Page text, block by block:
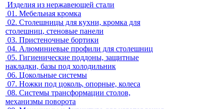
Изделия из нержавеющей стали
01. Мебельная кромка
02. Столешницы для кухни, кромка для
столешниц, стеновые панели
03. Пристеночные бортики
04. Алюминиевые профили для столешниц
05. Гигиенические поддоны, защитные
накладки, базы под холодильник
06. Цокольные системы
07. Ножки под цоколь, опорные, колеса
08. Системы трансформации столов,
механизмы поворота